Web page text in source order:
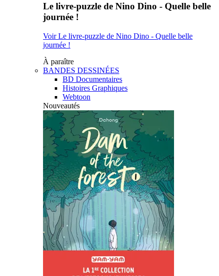
Le livre-puzzle de Nino Dino - Quelle belle
journée !
Voir Le livre-puzzle de Nino Dino - Quelle belle
journée !
À paraître
BANDES DESSINÉES
BD Documentaires
Histoires Graphiques
Webtoon
Nouveautés